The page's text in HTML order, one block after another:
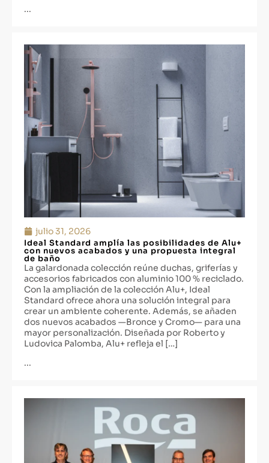
...
julio 31, 2026
Ideal Standard amplía las posibilidades de Alu+
con nuevos acabados y una propuesta integral
de baño
La galardonada colección reúne duchas, griferías y
accesorios fabricados con aluminio 100 % reciclado.
Con la ampliación de la colección Alu+, Ideal
Standard ofrece ahora una solución integral para
crear un ambiente coherente. Además, se añaden
dos nuevos acabados —Bronce y Cromo— para una
mayor personalización. Diseñada por Roberto y
Ludovica Palomba, Alu+ refleja el […]
...